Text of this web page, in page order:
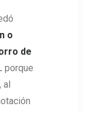
o
de
porque
al